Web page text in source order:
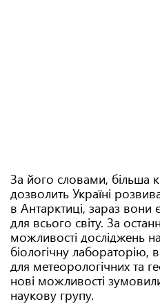
За його словами, більша
дозволить Україні
в Антарктиці, зараз
для всього світу. За
можливості досліджень
біологічну лабораторію,
для метеорологічних та
нові можливості
наукову групу.